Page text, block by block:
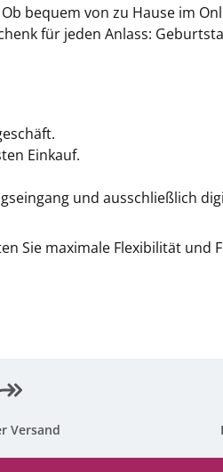
bequem von zu Hause im
für jeden Anlass:
Einkauf.
und ausschließlich
Sie maximale Flexibilität und
Versand